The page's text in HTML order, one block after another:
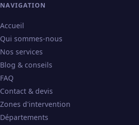
NAVIGATION
Accueil
Qui sommes-nous
Nos services
Blog & conseils
FAQ
Contact & devis
Zones d'intervention
Départements